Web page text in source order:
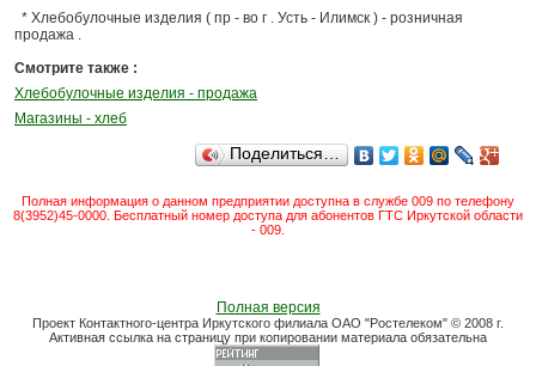
* Хлебобулочные изделия ( пр - во г . Усть - Илимск ) - розничная
продажа .
Смотрите также :
Хлебобулочные изделия - продажа
Магазины - хлеб
Поделиться…
Полная информация о данном предприятии доступна в службе 009 по телефону
8(3952)45-0000. Бесплатный номер доступа для абонентов ГТС Иркутской области
- 009.
Полная версия
Проект Контактного-центра Иркутского филиала ОАО "Ростелеком" © 2008 г.
Активная ссылка на страницу при копировании материала обязательна